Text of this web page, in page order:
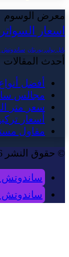
معرض الوسوم
اسعار
بانل بولي يوريثان ساندوتش
أحدث المقالات
أفضل
مجالس
سعر متر
أسعار
مقاول
© حقوق النشر 2026، جميع الحقوق محفوظة |
ساندوتش
ساندوتش